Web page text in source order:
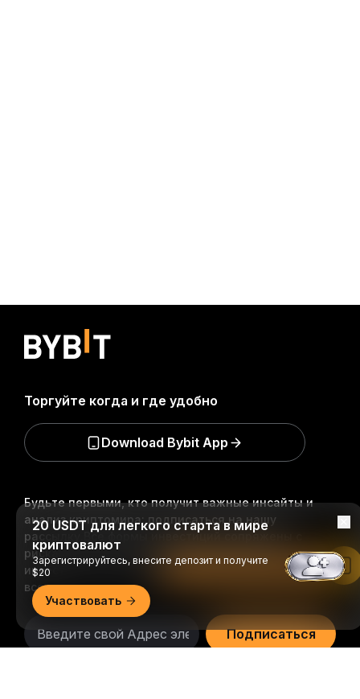
Будьте первыми, кто получит важные инсайты и
анализ криптомира: подписаться на нашу
рассылку.
Все формы инвестиций сопряжены с
рисками, включая риск потери всей суммы
инвестиций. Такая деятельность подходит не для
всех.
Подписаться
Торгуйте когда и где удобно
Download Bybit App
20 USDT для легкого старта в мире
криптовалют
Зарегистрируйтесь, внесите депозит и получите
$20
Участвовать
Читать в приложении Bybit